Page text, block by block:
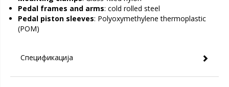
Pedal frames and arms: cold rolled steel
Pedal piston sleeves: Polyoxymethylene thermoplastic
(POM)
Спецификација